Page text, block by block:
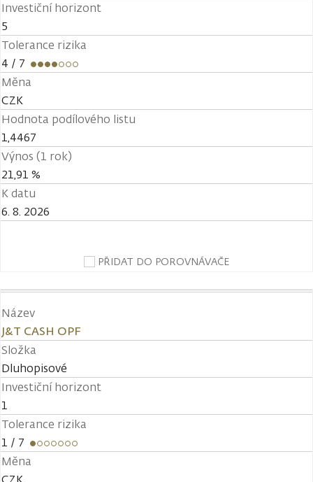
Investiční horizont
5
Tolerance rizika
4 / 7
Měna
CZK
Hodnota podílového listu
1,4467
Výnos (1 rok)
21,91 %
K datu
6. 8. 2026
PŘIDAT DO POROVNÁVAČE
Název
J&T CASH OPF
Složka
Dluhopisové
Investiční horizont
1
Tolerance rizika
1 / 7
Měna